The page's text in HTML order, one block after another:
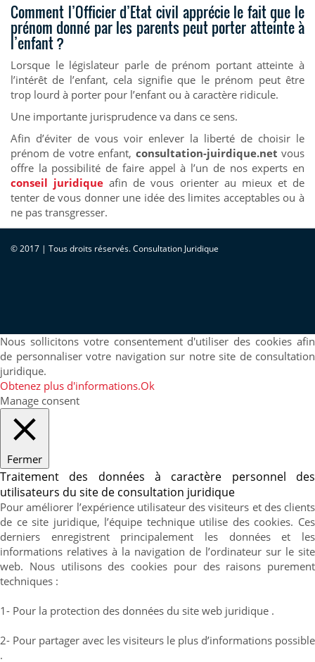
Comment l’Officier d’Etat civil apprécie le fait que le
prénom donné par les parents peut porter atteinte à
l’enfant ?
Lorsque le législateur parle de prénom portant atteinte à
l’intérêt de l’enfant, cela signifie que le prénom peut être
trop lourd à porter pour l’enfant ou à caractère ridicule.
Une importante jurisprudence va dans ce sens.
Afin d’éviter de vous voir enlever la liberté de choisir le
prénom de votre enfant, consultation-juirdique.net vous
offre la possibilité de faire appel à l’un de nos experts en
conseil juridique afin de vous orienter au mieux et de
tenter de vous donner une idée des limites acceptables ou à
ne pas transgresser.
© 2017 | Tous droits réservés. Consultation Juridique
Nous sollicitons votre consentement d'utiliser des cookies afin
de personnaliser votre navigation sur notre site de consultation
juridique.
Obtenez plus d'informations.Ok
Manage consent
Fermer
Traitement des données à caractère personnel des
utilisateurs du site de consultation juridique
Pour améliorer l’expérience utilisateur des visiteurs et des clients
de ce site juridique, l’équipe technique utilise des cookies. Ces
derniers enregistrent principalement les données et les
informations relatives à la navigation de l’ordinateur sur le site
web. Nous utilisons des cookies pour des raisons purement
techniques :
1- Pour la protection des données du site web juridique .
2- Pour partager avec les visiteurs le plus d’informations possible
.